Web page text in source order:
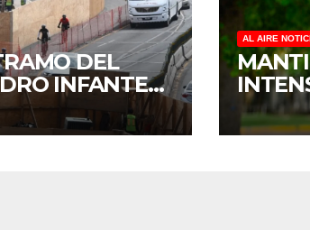
DEL
INFANTE
OBRAS
A
AL AIRE